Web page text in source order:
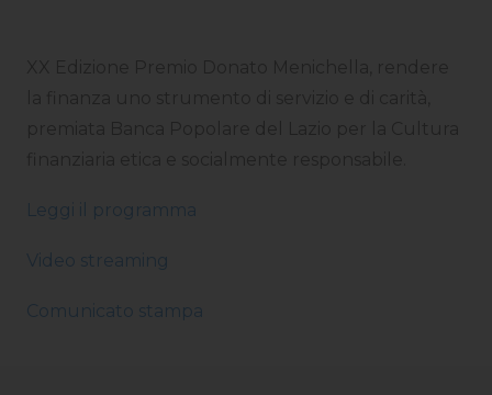
Leggi il programma
Video streaming
Comunicato stampa